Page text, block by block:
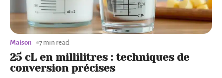
25 cL en millilitres : techniques de
conversion précises
Maison 7 min read